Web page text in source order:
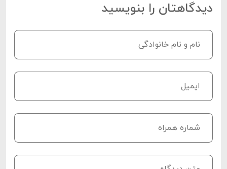
دیدگاهتان را بنویسید